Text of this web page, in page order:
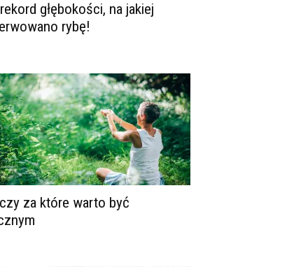
głębokości, na jakiej
rybę!
za które warto być